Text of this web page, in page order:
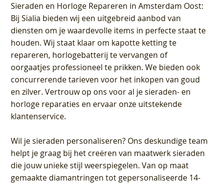
Sieraden en Horloge Repareren in Amsterdam Oost:
Bij Sialia bieden wij een uitgebreid aanbod van
diensten om je waardevolle items in perfecte staat te
houden. Wij staat klaar om kapotte ketting te
repareren, horlogebatterij te vervangen of
oorgaatjes professioneel te prikken. We bieden ook
concurrerende tarieven voor het inkopen van goud
en zilver. Vertrouw op ons voor al je sieraden- en
horloge reparaties en ervaar onze uitstekende
klantenservice.
Wil je sieraden personaliseren? Ons deskundige team
helpt je graag bij het creëren van maatwerk sieraden
die jouw unieke stijl weerspiegelen. Van op maat
gemaakte diamantringen tot gepersonaliseerde 14-